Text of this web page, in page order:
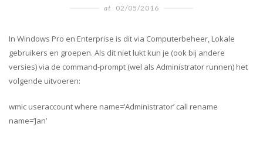
at 02/05/2016
In Windows Pro en Enterprise is dit via Computerbeheer, Lokale
gebruikers en groepen. Als dit niet lukt kun je (ook bij andere
versies) via de command-prompt (wel als Administrator runnen) het
volgende uitvoeren:
wmic useraccount where name=’Administrator’ call rename
name=’Jan’